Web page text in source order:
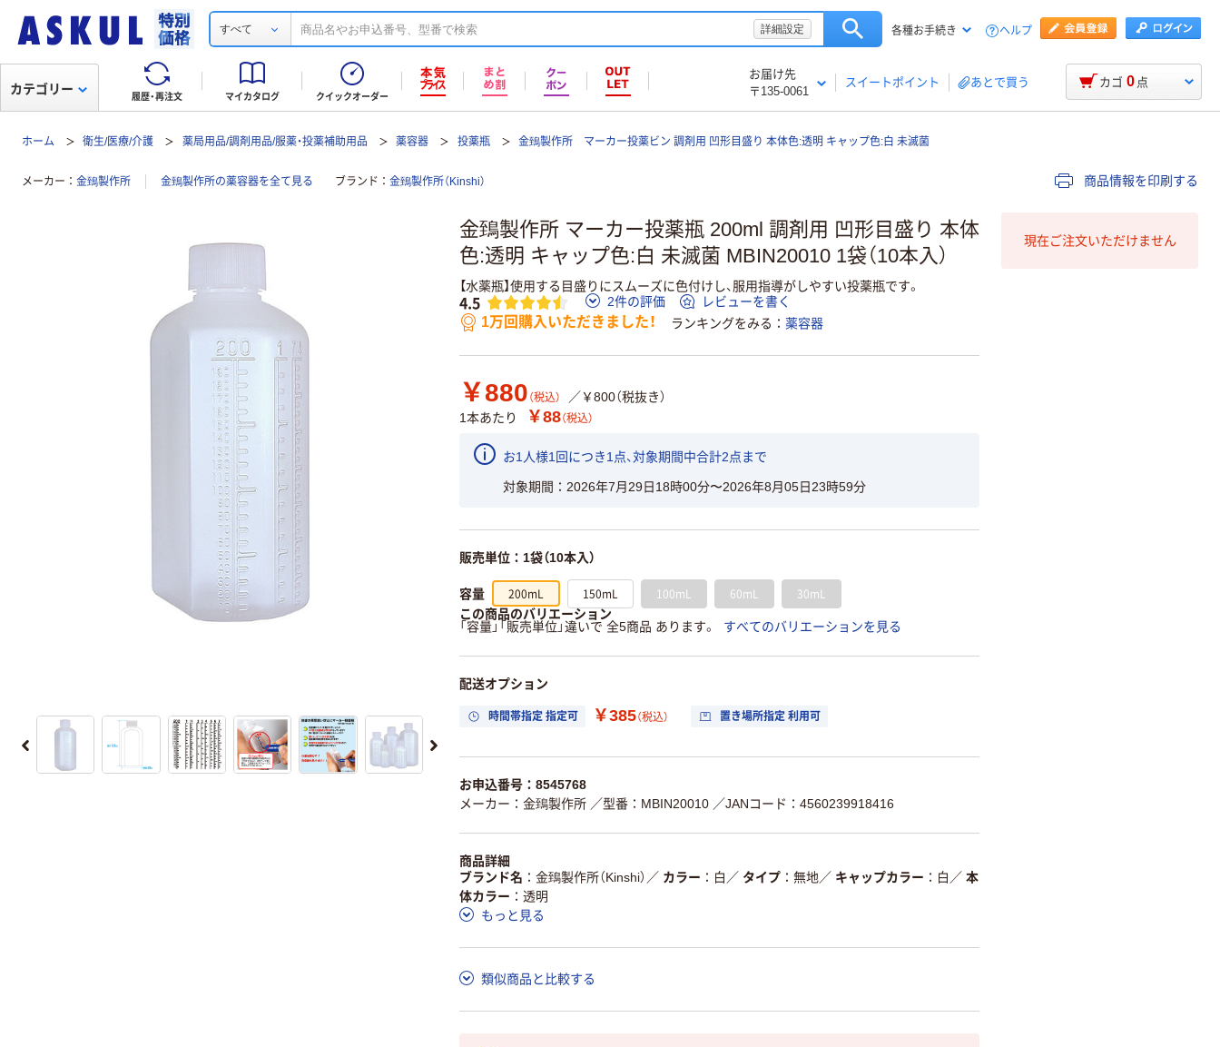
すべて 詳細設定 各種お手続き ヘルプ
履歴・再注文 マイカタログ クイックオーダー
お届け先
〒135-0061
スイートポイント あとで買う
カテゴリー カゴ 0 点
ホーム 衛生/医療/介護 薬局用品/調剤用品/服薬・投薬補助用品 薬容器 投薬瓶 金鵄製作所 マーカー投薬ビン 調剤用 凹形目盛り 本体色:透明 キャップ色:白 未滅菌
メーカー 金鵄製作所 金鵄製作所の薬容器を全て見る ブランド 金鵄製作所（Kinshi） 商品情報を印刷する
金鵄製作所 マーカー投薬瓶 200ml 調剤用 凹形目盛り 本体
色:透明 キャップ色:白 未滅菌 MBIN20010 1袋（10本入）
【水薬瓶】使用する目盛りにスムーズに色付けし、服用指導がしやすい投薬瓶です。
4.5 2件の評価 レビューを書く
1万回購入いただきました！ ランキングをみる 薬容器
￥880 （税込）
／￥800（税抜き）
1本あたり
￥88（税込）
お1人様1回につき1点、対象期間中合計2点まで
対象期間 2026年7月29日18時00分〜2026年8月05日23時59分
販売単位：1袋（10本入）
容量 200mL 150mL 100mL 60mL 30mL
この商品のバリエーション
「容量」「販売単位」違いで 全5商品 あります。
すべてのバリエーションを見る
配送オプション
時間帯指定 指定可 ￥385（税込） 置き場所指定 利用可
お申込番号：8545768
メーカー：金鵄製作所 ／型番：MBIN20010 ／JANコード：4560239918416
商品詳細
ブランド名
金鵄製作所（Kinshi） ／ カラー 白 ／ タイプ 無地／ キャップカラー 白 ／ 本
体カラー
透明
もっと見る
類似商品と比較する
現在ご注文いただけません